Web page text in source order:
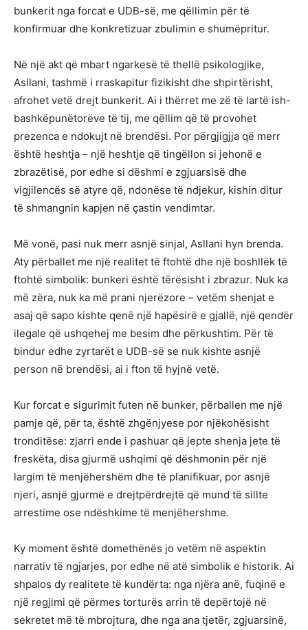
bunkerit nga forcat e UDB-së, me qëllimin për të
konfirmuar dhe konkretizuar zbulimin e shumëpritur.
Në një akt që mbart ngarkesë të thellë psikologjike,
Asllani, tashmë i rraskapitur fizikisht dhe shpirtërisht,
afrohet vetë drejt bunkerit. Ai i thërret me zë të lartë ish-
bashkëpunëtorëve të tij, me qëllim që të provohet
prezenca e ndokujt në brendësi. Por përgjigjja që merr
është heshtja – një heshtje që tingëllon si jehonë e
zbrazëtisë, por edhe si dëshmi e zgjuarsisë dhe
vigjilencës së atyre që, ndonëse të ndjekur, kishin ditur
të shmangnin kapjen në çastin vendimtar.
Më vonë, pasi nuk merr asnjë sinjal, Asllani hyn brenda.
Aty përballet me një realitet të ftohtë dhe një boshllëk të
ftohtë simbolik: bunkeri është tërësisht i zbrazur. Nuk ka
më zëra, nuk ka më prani njerëzore – vetëm shenjat e
asaj që sapo kishte qenë një hapësirë e gjallë, një qendër
ilegale që ushqehej me besim dhe përkushtim. Për të
bindur edhe zyrtarët e UDB-së se nuk kishte asnjë
person në brendësi, ai i fton të hyjnë vetë.
Kur forcat e sigurimit futen në bunker, përballen me një
pamje që, për ta, është zhgënjyese por njëkohësisht
tronditëse: zjarri ende i pashuar që jepte shenja jete të
freskëta, disa gjurmë ushqimi që dëshmonin për një
largim të menjëhershëm dhe të planifikuar, por asnjë
njeri, asnjë gjurmë e drejtpërdrejtë që mund të sillte
arrestime ose ndëshkime të menjëhershme.
Ky moment është domethënës jo vetëm në aspektin
narrativ të ngjarjes, por edhe në atë simbolik e historik. Ai
shpalos dy realitete të kundërta: nga njëra anë, fuqinë e
një regjimi që përmes torturës arrin të depërtojë në
sekretet më të mbrojtura, dhe nga ana tjetër, zgjuarsinë,